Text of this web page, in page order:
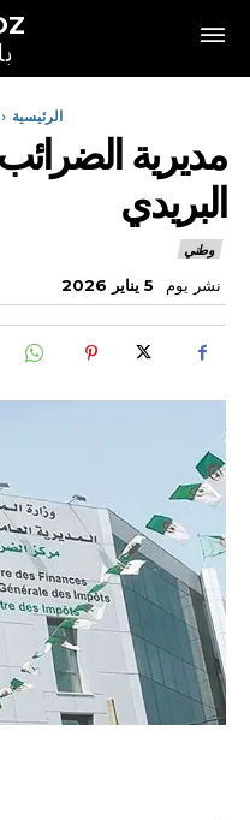
الرئيسية
مديرية الضرائب
البريدي
وطني
نشر يوم 5 يناير 2026